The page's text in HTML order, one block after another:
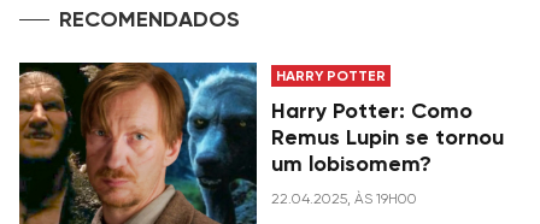
RECOMENDADOS
HARRY POTTER
Harry Potter: Como
Remus Lupin se tornou
um lobisomem?
22.04.2025, ÀS 19H00